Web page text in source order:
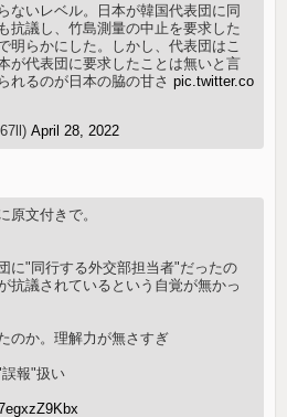
ないレベル。日本が韓国代表団に同
抗議し、竹島測量の中止を要求した
明らかにした。しかし、代表団はこ
が代表団に要求したことは無いと言
れるのが日本の脇の甘さpic.twitter.co
April 28, 2022
原文付きで。
に"同行する外交部担当者"だったの
抗議されているという自覚が無かっ
のか。理解力が無さすぎ
誤報"扱い